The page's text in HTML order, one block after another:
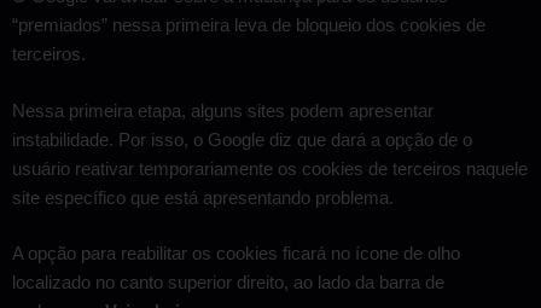
“premiados” nessa primeira leva de bloqueio dos cookies de
terceiros.
Nessa primeira etapa, alguns sites podem apresentar
instabilidade. Por isso, o Google diz que dará a opção de o
usuário reativar temporariamente os cookies de terceiros naquele
site específico que está apresentando problema.
A opção para reabilitar os cookies ficará no ícone de olho
localizado no canto superior direito, ao lado da barra de